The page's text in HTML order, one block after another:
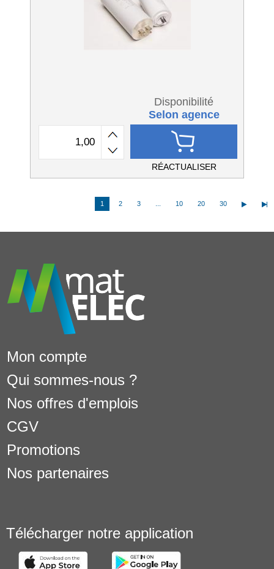
Disponibilité
Selon agence
RÉACTUALISER
1 2 3 10 20 30
Mon compte
Qui sommes-nous ?
Nos offres d'emplois
CGV
Promotions
Nos partenaires
Télécharger notre application